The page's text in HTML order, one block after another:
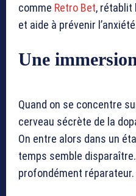
comme Retro Bet, rétablit
et aide à prévenir
Une
Quand on se concentre
cerveau sécrète de la
On entre alors dans un
temps semble
profondément réparateur.